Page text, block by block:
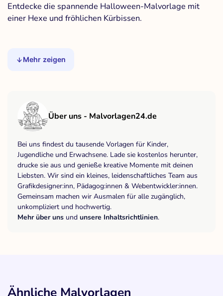
Entdecke die spannende Halloween-Malvorlage mit
einer Hexe und fröhlichen Kürbissen.
Mehr zeigen
Über uns - Malvorlagen24.de
Bei uns findest du tausende Vorlagen für Kinder,
Jugendliche und Erwachsene. Lade sie kostenlos herunter,
drucke sie aus und genieße kreative Momente mit deinen
Liebsten. Wir sind ein kleines, leidenschaftliches Team aus
Grafikdesigner:inn, Pädagog:innen & Webentwickler:innen.
Gemeinsam machen wir Ausmalen für alle zugänglich,
unkompliziert und hochwertig.
Mehr über uns und unsere Inhaltsrichtlinien.